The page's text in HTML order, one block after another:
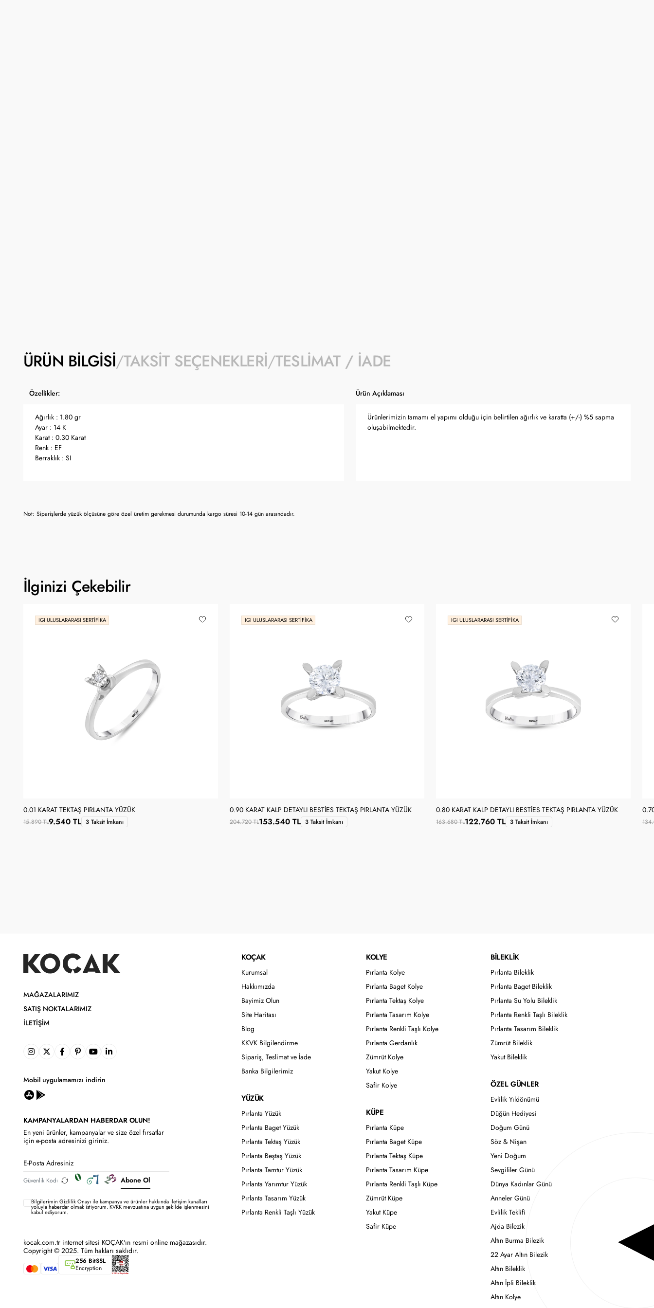
ÜRÜN BILGISI TAKSIT SEÇENEKLERI TESLIMAT / İADE
Özellikler: Ürün Açıklaması
Ağırlık : 1.80 gr
Ayar : 14 K
Karat : 0.30 Karat
Renk : EF
Berraklık : SI
Ürünlerimizin tamamı el yapımı olduğu için belirtilen ağırlık ve karatta (+/-) %5 sapma
oluşabilmektedir.
Not: Siparişlerde yüzük ölçüsüne göre özel üretim gerekmesi durumunda kargo süresi 10-14 gün arasındadır.
İlginizi Çekebilir
IGI ULUSLARARASI SERTIFIKA
0.01 KARAT TEKTAŞ PIRLANTA YÜZÜK
15.890 TL9.540 TL 3 Taksit İmkanı
IGI ULUSLARARASI SERTIFIKA
0.90 KARAT KALP DETAYLI BESTIES TEKTAŞ PIRLANTA YÜZÜK
204.720 TL153.540 TL 3 Taksit İmkanı
IGI ULUSLARARASI SERTIFIKA
0.80 KARAT KALP DETAYLI BESTIES TEKTAŞ PIRLANTA YÜZÜK
163.680 TL122.760 TL 3 Taksit İmkanı
MAĞAZALARIMIZ
SATIŞ NOKTALARIMIZ
İLETIŞIM
Mobil uygulamamızı indirin
KAMPANYALARDAN HABERDAR OLUN!
En yeni ürünler, kampanyalar ve size özel fırsatlar
için e-posta adresinizi giriniz.
Abone Ol
Bilgilerimin Gizlilik Onayı ile kampanya ve ürünler hakkında iletişim kanalları
yoluyla haberdar olmak istiyorum.KVKK mevzuatına uygun şekilde işlenmesini
kabul ediyorum.
kocak.com.tr internet sitesi KOÇAK'ın resmi online mağazasıdır.
Copyright © 2025. Tüm hakları saklıdır.
256 BitSSL
Encryption
KOÇAK
Kurumsal
Hakkımızda
Bayimiz Olun
Site Haritası
Blog
KKVK Bilgilendirme
Sipariş, Teslimat ve İade
Banka Bilgilerimiz
YÜZÜK
Pırlanta Yüzük
Pırlanta Baget Yüzük
Pırlanta Tektaş Yüzük
Pırlanta Beştaş Yüzük
Pırlanta Tamtur Yüzük
Pırlanta Yarımtur Yüzük
Pırlanta Tasarım Yüzük
Pırlanta Renkli Taşlı Yüzük
KOLYE
Pırlanta Kolye
Pırlanta Baget Kolye
Pırlanta Tektaş Kolye
Pırlanta Tasarım Kolye
Pırlanta Renkli Taşlı Kolye
Pırlanta Gerdanlık
Zümrüt Kolye
Yakut Kolye
Safir Kolye
KÜPE
Pırlanta Küpe
Pırlanta Baget Küpe
Pırlanta Tektaş Küpe
Pırlanta Tasarım Küpe
Pırlanta Renkli Taşlı Küpe
Zümrüt Küpe
Yakut Küpe
Safir Küpe
BİLEKLİK
Pırlanta Bileklik
Pırlanta Baget Bileklik
Pırlanta Su Yolu Bileklik
Pırlanta Renkli Taşlı Bileklik
Pırlanta Tasarım Bileklik
Zümrüt Bileklik
Yakut Bileklik
ÖZEL GÜNLER
Evlilik Yıldönümü
Düğün Hediyesi
Doğum Günü
Söz & Nişan
Yeni Doğum
Sevgililer Günü
Dünya Kadınlar Günü
Anneler Günü
Evlilik Teklifi
Ajda Bilezik
Altın Burma Bilezik
22 Ayar Altın Bilezik
Altın Bileklik
Altın İpli Bileklik
Altın Kolye